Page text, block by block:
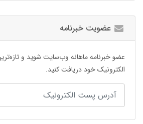
عضویت خبرنامه
عضو خبرنامه ماهانه وب‌سایت شوید و
الکترونیک خود دریافت کنید.